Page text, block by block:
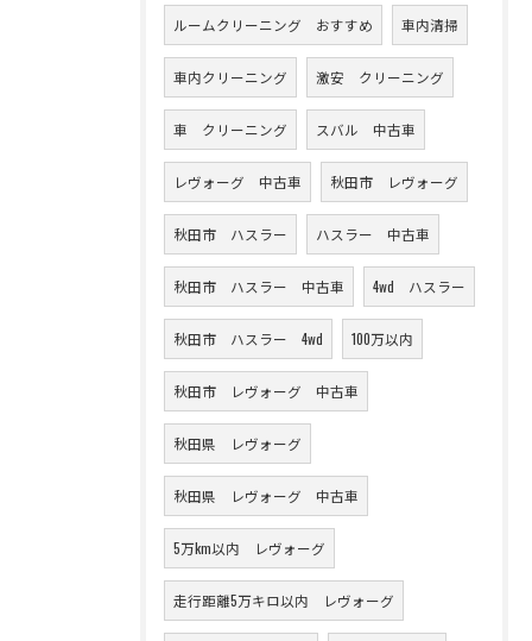
ルームクリーニング おすすめ 車内清掃
車内クリーニング 激安 クリーニング
車 クリーニング スバル 中古車
レヴォーグ 中古車 秋田市 レヴォーグ
秋田市 ハスラー ハスラー 中古車
秋田市 ハスラー 中古車 4wd ハスラー
秋田市 ハスラー 4wd 100万以内
秋田市 レヴォーグ 中古車
秋田県 レヴォーグ
秋田県 レヴォーグ 中古車
5万km以内 レヴォーグ
走行距離5万キロ以内 レヴォーグ